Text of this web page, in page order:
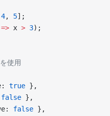
4, 5];
=> x > 3);
使用
true },
false },
false },